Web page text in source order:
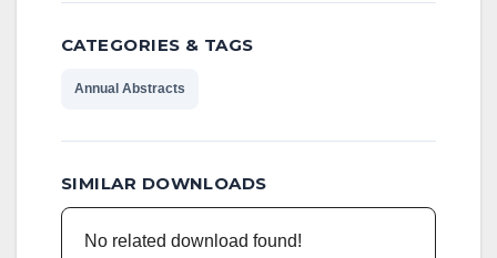
CATEGORIES & TAGS
Annual Abstracts
SIMILAR DOWNLOADS
No related download found!